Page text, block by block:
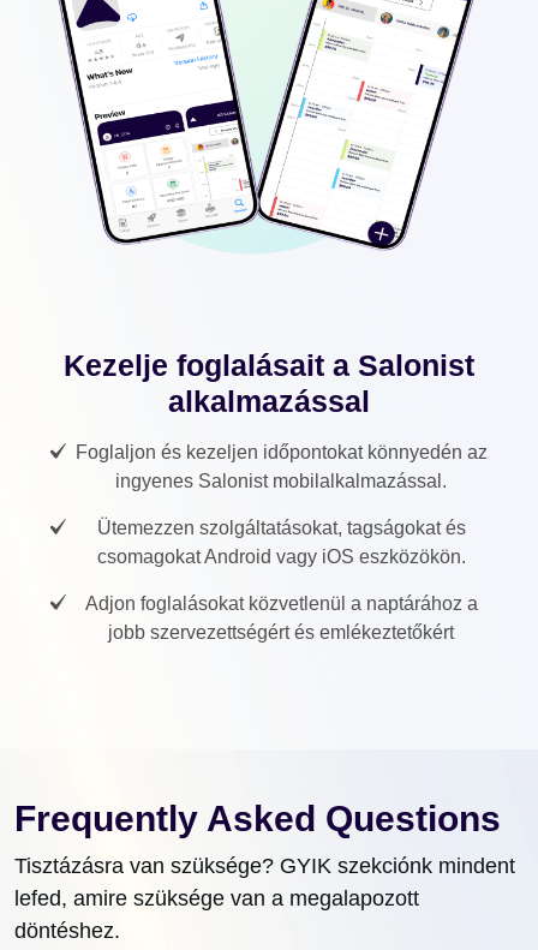
Kezelje foglalásait a Salonist
alkalmazással
Foglaljon és kezeljen időpontokat könnyedén az
ingyenes Salonist mobilalkalmazással.
Ütemezzen szolgáltatásokat, tagságokat és
csomagokat Android vagy iOS eszközökön.
Adjon foglalásokat közvetlenül a naptárához a
jobb szervezettségért és emlékeztetőkért
Frequently Asked Questions
Tisztázásra van szüksége? GYIK szekciónk mindent
lefed, amire szüksége van a megalapozott
döntéshez.